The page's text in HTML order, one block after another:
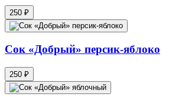
250 ₽
Сок «Добрый» персик-яблоко
250 ₽